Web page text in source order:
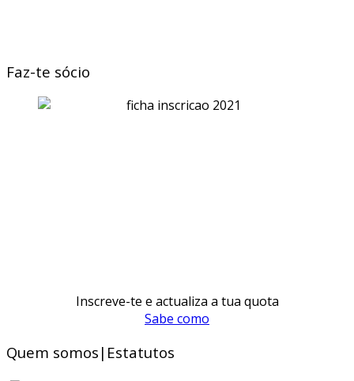
Faz-te sócio
Inscreve-te e actualiza a tua quota
Sabe como
Quem somos|Estatutos